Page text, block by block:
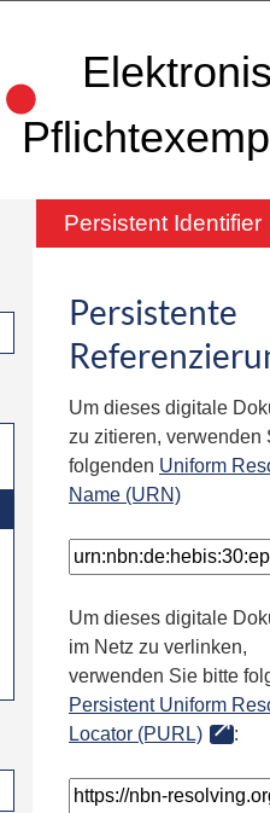
Persistent Identifier
Persistente
Um dieses digitale
zu zitieren, verwenden
folgenden Uniform
Name (URN)
Um dieses digitale
im Netz zu verlinken,
verwenden Sie bitte
Persistent Uniform
Locator (PURL)
: